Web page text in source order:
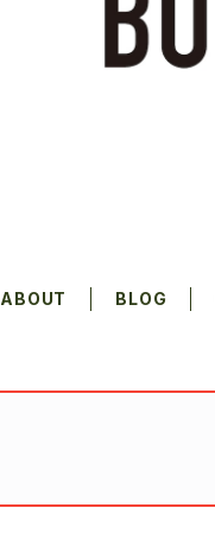
ABOUT BLOG